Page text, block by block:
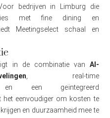
bedrijven in Limburg die
met fine dining en
Meetingselect schaal en
in de combinatie van AI-
, real-time
en een geïntegreerd
eenvoudiger om kosten te
en duurzaamheid mee te